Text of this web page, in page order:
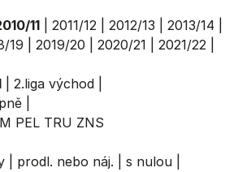
11| 2011/12| 2012/13 2013/14
19 2019/20 2020/21 2021/22|
| 2.liga východ|
|
PEL TRU ZNS
| prodl. nebo náj. s nulou|